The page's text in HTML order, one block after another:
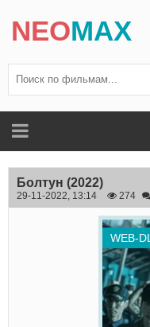
NEOMAX
Болтун (2022)
29-11-2022, 13:14 274
WEB-DL